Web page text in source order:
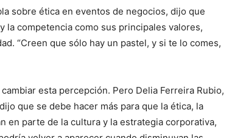
sobre ética en eventos de negocios, dijo que
la competencia como sus principales valores,
“Creen que sólo hay un pastel, y si te lo comes,
esta percepción. Pero Delia Ferreira Rubio,
que se debe hacer más para que la ética, la
en parte de la cultura y la estrategia corporativa,